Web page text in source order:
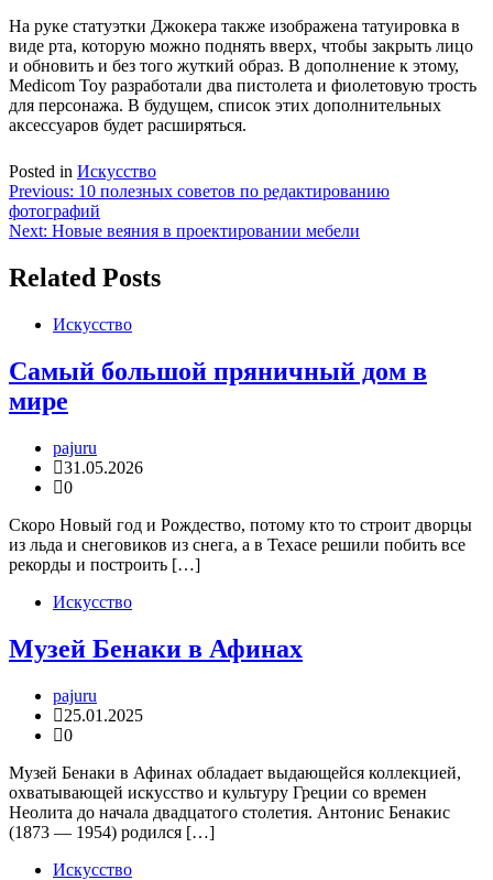
На руке статуэтки Джокера также изображена татуировка в
виде рта, которую можно поднять вверх, чтобы закрыть лицо
и обновить и без того жуткий образ. В дополнение к этому,
Medicom Toy разработали два пистолета и фиолетовую трость
для персонажа. В будущем, список этих дополнительных
аксессуаров будет расширяться.
Posted in Искусство
Навигация
по
Previous: 10 полезных советов по редактированию
фотографий
Next: Новые веяния в проектировании мебели
Related Posts
Искусство
Самый большой пряничный дом в
мире
pajuru
31.05.2026
0
Скоро Новый год и Рождество, потому кто то строит дворцы
из льда и снеговиков из снега, а в Техасе решили побить все
рекорды и построить […]
Искусство
Музей Бенаки в Афинах
pajuru
25.01.2025
0
Музей Бенаки в Афинах обладает выдающейся коллекцией,
охватывающей искусство и культуру Греции со времен
Неолита до начала двадцатого столетия. Антонис Бенакис
(1873 — 1954) родился […]
Искусство